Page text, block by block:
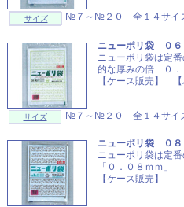
サイズ №７～№２０ 全１４サイ
ニューポリ袋 ０６
ニューポリ袋は定
的な厚みの倍「０．
【ケース販売】 【
サイズ №７～№２０ 全１４サイ
ニューポリ袋 ０８
ニューポリ袋は定
「０．０８ｍｍ」
【ケース販売】